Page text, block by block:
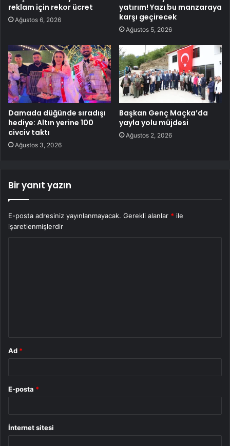
reklam için rekor ücret
Ağustos 6, 2026
yatırım! Yazı bu manzaraya
karşı geçirecek
Ağustos 5, 2026
Damada düğünde sıradışı
hediye: Altın yerine 100
civciv taktı
Ağustos 3, 2026
Başkan Genç Maçka’da
yayla yolu müjdesi
Ağustos 2, 2026
Bir yanıt yazın
E-posta adresiniz yayınlanmayacak. Gerekli alanlar * ile
işaretlenmişlerdir
Ad *
E-posta *
İnternet sitesi